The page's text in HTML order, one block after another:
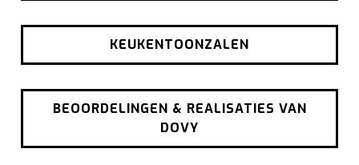
KEUKENTOONZALEN
BEOORDELINGEN & REALISATIES VAN
DOVY